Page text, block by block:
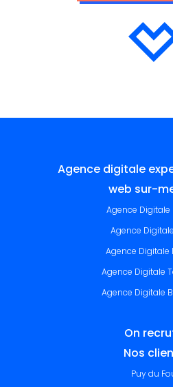
Agence digitale
web sur-
Agence Digitale
Agence
Agence Digitale
Agence Digitale
Agence Digitale
On
Nos
Puy du